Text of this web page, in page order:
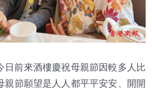
日前來酒樓慶祝母親節因較多人比
親節願望是人人都平平安安、開開